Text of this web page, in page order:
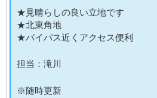
★見晴らしの良い立地です
★北東角地
★バイパス近くアクセス便利
担当：滝川
※随時更新